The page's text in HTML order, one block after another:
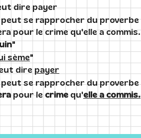
dire payer
peut se rapprocher du proverbe
pour le crime qu'elle a commis.
"
sème"
dire payer
peut se rapprocher du proverbe
pour lecrimequ'elle a commis.